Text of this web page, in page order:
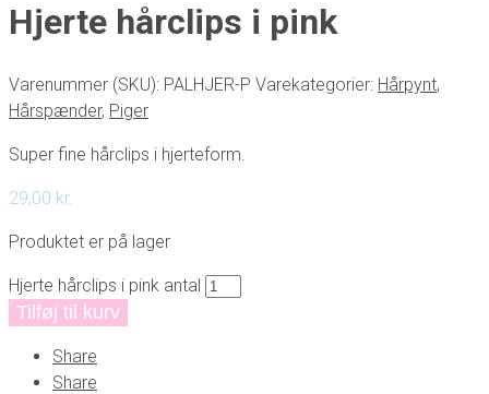
Hjerte hårclips i pink
Varenummer (SKU): PALHJER-P Varekategorier: Hårpynt,
Hårspænder, Piger
Super fine hårclips i hjerteform.
29,00 kr.
Produktet er på lager
Hjerte hårclips i pink antal
Tilføj til kurv
Share
Share